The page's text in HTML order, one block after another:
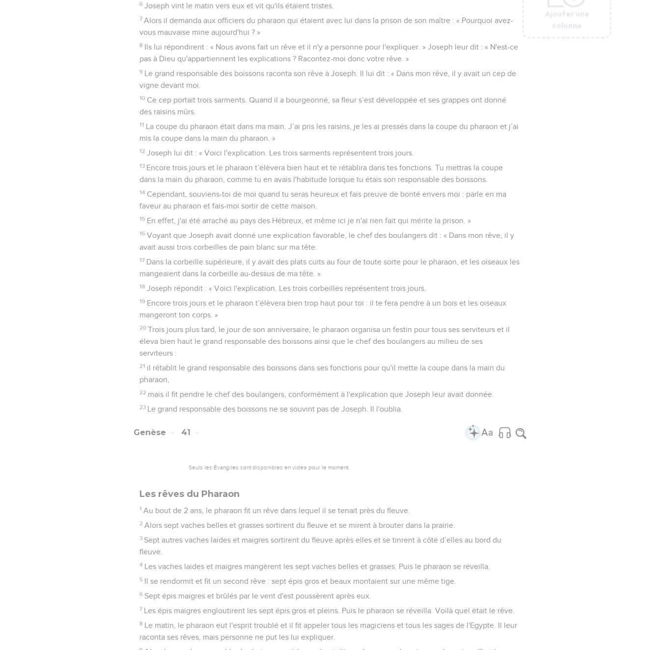
Ajouter une
colonne
Ajouter une
colonne
6 Joseph vint le matin vers eux et vit qu'ils étaient tristes.
7 Alors il demanda aux officiers du pharaon qui étaient avec lui dans la prison de son maître : « Pourquoi avez-
vous mauvaise mine aujourd'hui ? »
8 Ils lui répondirent : « Nous avons fait un rêve et il n'y a personne pour l'expliquer. » Joseph leur dit : « N'est-ce
pas à Dieu qu'appartiennent les explications ? Racontez-moi donc votre rêve. »
9 Le grand responsable des boissons raconta son rêve à Joseph. Il lui dit : « Dans mon rêve, il y avait un cep de
vigne devant moi.
10 Ce cep portait trois sarments. Quand il a bourgeonné, sa fleur s’est développée et ses grappes ont donné
des raisins mûrs.
11 La coupe du pharaon était dans ma main. J’ai pris les raisins, je les ai pressés dans la coupe du pharaon et j’ai
mis la coupe dans la main du pharaon. »
12 Joseph lui dit : « Voici l'explication. Les trois sarments représentent trois jours.
13 Encore trois jours et le pharaon t’élèvera bien haut et te rétablira dans tes fonctions. Tu mettras la coupe
dans la main du pharaon, comme tu en avais l'habitude lorsque tu étais son responsable des boissons.
14 Cependant, souviens-toi de moi quand tu seras heureux et fais preuve de bonté envers moi : parle en ma
faveur au pharaon et fais-moi sortir de cette maison.
15 En effet, j'ai été arraché au pays des Hébreux, et même ici je n'ai rien fait qui mérite la prison. »
16 Voyant que Joseph avait donné une explication favorable, le chef des boulangers dit : « Dans mon rêve, il y
avait aussi trois corbeilles de pain blanc sur ma tête.
17 Dans la corbeille supérieure, il y avait des plats cuits au four de toute sorte pour le pharaon, et les oiseaux les
mangeaient dans la corbeille au-dessus de ma tête. »
18 Joseph répondit : « Voici l'explication. Les trois corbeilles représentent trois jours.
19 Encore trois jours et le pharaon t’élèvera bien trop haut pour toi : il te fera pendre à un bois et les oiseaux
mangeront ton corps. »
20 Trois jours plus tard, le jour de son anniversaire, le pharaon organisa un festin pour tous ses serviteurs et il
éleva bien haut le grand responsable des boissons ainsi que le chef des boulangers au milieu de ses
serviteurs :
21 il rétablit le grand responsable des boissons dans ses fonctions pour qu'il mette la coupe dans la main du
pharaon,
22 mais il fit pendre le chef des boulangers, conformément à l'explication que Joseph leur avait donnée.
23 Le grand responsable des boissons ne se souvint pas de Joseph. Il l'oublia.
Ajouter une
colonne
Genèse 41
Seuls les Évangiles sont disponibles en vidéo pour le moment.
Les rêves du Pharaon
1 Au bout de 2 ans, le pharaon fit un rêve dans lequel il se tenait près du fleuve.
2 Alors sept vaches belles et grasses sortirent du fleuve et se mirent à brouter dans la prairie.
3 Sept autres vaches laides et maigres sortirent du fleuve après elles et se tinrent à côté d’elles au bord du
fleuve.
4 Les vaches laides et maigres mangèrent les sept vaches belles et grasses. Puis le pharaon se réveilla.
5 Il se rendormit et fit un second rêve : sept épis gros et beaux montaient sur une même tige.
6 Sept épis maigres et brûlés par le vent d'est poussèrent après eux.
7 Les épis maigres engloutirent les sept épis gros et pleins. Puis le pharaon se réveilla. Voilà quel était le rêve.
8 Le matin, le pharaon eut l'esprit troublé et il fit appeler tous les magiciens et tous les sages de l'Egypte. Il leur
raconta ses rêves, mais personne ne put les lui expliquer.
Ajouter une
colonne
Ajouter une
colonne